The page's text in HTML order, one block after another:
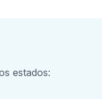
estados: